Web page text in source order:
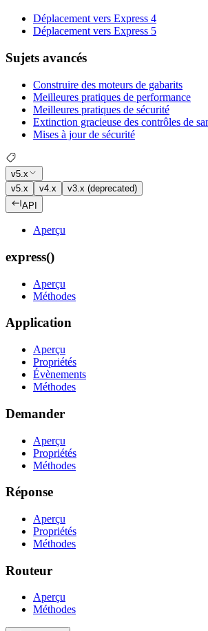
Déplacement vers Express 4
Déplacement vers Express 5
Sujets avancés
Construire des moteurs de gabarits
Meilleures pratiques de performance
Meilleures pratiques de sécurité
Extinction gracieuse des contrôles de
Mises à jour de sécurité
v5.x
v5.x
v4.x
v3.x (deprecated)
API
Aperçu
express()
Aperçu
Méthodes
Application
Aperçu
Propriétés
Évènements
Méthodes
Demander
Aperçu
Propriétés
Méthodes
Réponse
Aperçu
Propriétés
Méthodes
Routeur
Aperçu
Méthodes